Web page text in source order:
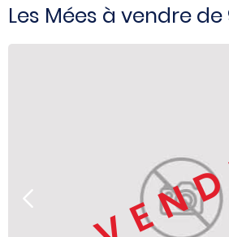
Les Mées à vendre de